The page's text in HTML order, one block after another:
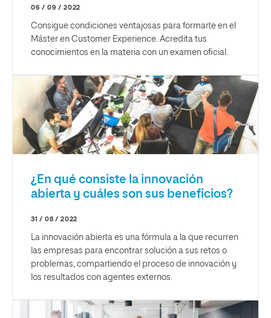
06 / 09 / 2022
Consigue condiciones ventajosas para formarte en el
Máster en Customer Experience. Acredita tus
conocimientos en la materia con un examen oficial.
¿En qué consiste la innovación
abierta y cuáles son sus beneficios?
31 / 08 / 2022
La innovación abierta es una fórmula a la que recurren
las empresas para encontrar solución a sus retos o
problemas, compartiendo el proceso de innovación y
los resultados con agentes externos.